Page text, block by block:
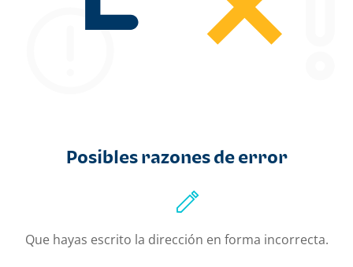
Posibles razones de error
Que hayas escrito la dirección en forma incorrecta.